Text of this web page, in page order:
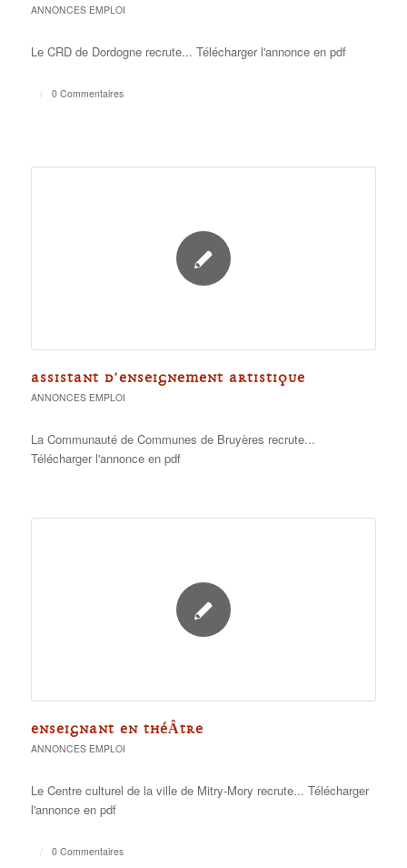
ANNONCES EMPLOI
Le CRD de Dordogne recrute... Télécharger l'annonce en pdf
/ 0 Commentaires
ASSISTANT D’ENSEIGNEMENT ARTISTIQUE
ANNONCES EMPLOI
La Communauté de Communes de Bruyères recrute...
Télécharger l'annonce en pdf
ENSEIGNANT EN THÉÂTRE
ANNONCES EMPLOI
Le Centre culturel de la ville de Mitry-Mory recrute... Télécharger
l'annonce en pdf
/ 0 Commentaires